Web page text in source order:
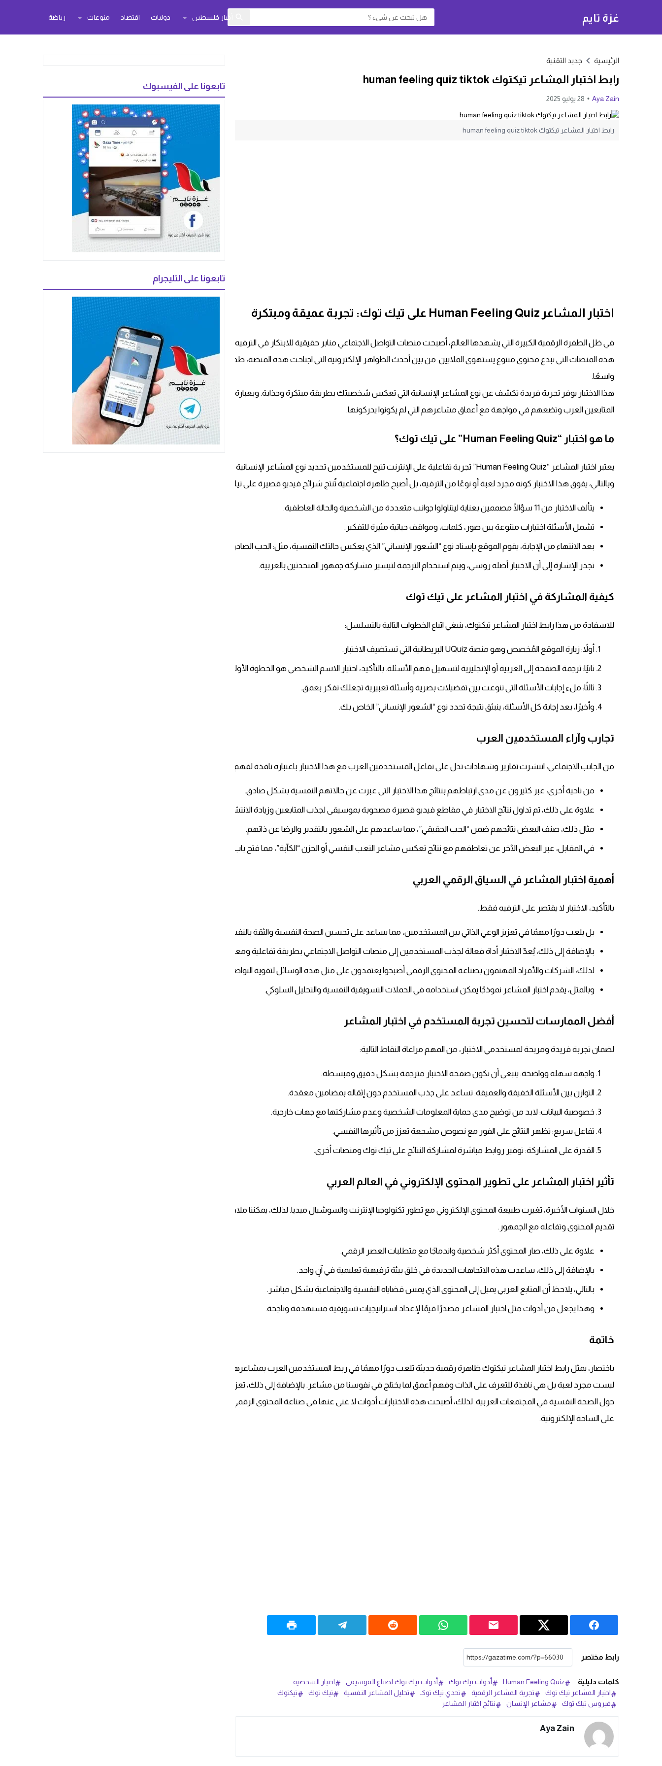
غزة تايم أخبار فلسطين دوليات اقتصاد منوعات رياضة
الرئيسية جديد التقنية
رابط اختبار المشاعر تيكتوك human feeling quiz tiktok
Aya Zain 28 يوليو 2025
رابط اختبار المشاعر تيكتوك human feeling quiz tiktok
اختبار المشاعر Human Feeling Quiz على تيك توك: تجربة عميقة ومبتكرة
في ظل الطفرة الرقمية الكبيرة التي يشهدها العالم، أصبحت منصات التواصل الاجتماعي منابر حقيقية للابتكار في الترفيه والتفاعل الاجتماعي. لذلك، برزت تيك توك كواحدة من أشهر
هذه المنصات التي تبدع محتوى متنوع يستهوى الملايين. من بين أحدث الظواهر الإلكترونية التي اجتاحت هذه المنصة، ظهر اختبار المشاعر “Human Feeling Quiz” الذي لاقى إقبالًا
واسعًا.
هذا الاختبار يوفر تجربة فريدة تكشف عن نوع المشاعر الإنسانية التي تعكس شخصيتك بطريقة مبتكرة وجذابة. وبعبارة أخرى، نحن فيغزة تايم أمام موجة رقمية تستهدف فضول
المتابعين العرب وتضعهم في مواجهة مع أعماق مشاعرهم التي لم يكونوا يدركونها.
ما هو اختبار “Human Feeling Quiz” على تيك توك؟
يعتبر اختبار المشاعر “Human Feeling Quiz” تجربة تفاعلية على الإنترنت تتيح للمستخدمين تحديد نوع المشاعر الإنسانية التي تمثّلهم بناءً على إجاباتهم على سلسلة من الأسئلة.
وبالتالي، يفوق هذا الاختبار كونه مجرد لعبة أو نوعًا من الترفيه، بل أصبح ظاهرة اجتماعية تُنتج شرائح فيديو قصيرة على تيك توك يتشاركها المستخدمون.
يتألف الاختبار من 11 سؤالًا مصممين بعناية ليتناولوا جوانب متعددة من الشخصية والحالة العاطفية.
تشمل الأسئلة اختيارات متنوعة بين صور، كلمات، ومواقف حياتية مثيرة للتفكير.
بعد الانتهاء من الإجابة، يقوم الموقع بإسناد نوع “الشعور الإنساني” الذي يعكس حالتك النفسية، مثل: الحب الصادق، الحزن العميق، التعب الشامل، وغيرها.
تجدر الإشارة إلى أن الاختبار أصله روسي، ويتم استخدام الترجمة لتيسير مشاركة جمهور المتحدثين بالعربية.
كيفية المشاركة في اختبار المشاعر على تيك توك
للاسفادة من هذا رابط اختبار المشاعر تيكتوك، ينبغي اتباع الخطوات التالية بالتسلسل:
أولاً: زيارة الموقع المُخصص وهو منصة UQuiz البريطانية التي تستضيف الاختبار.
ثانيًا: ترجمة الصفحة إلى العربية أو الإنجليزية لتسهيل فهم الأسئلة. بالتأكيد، اختيار الاسم الشخصي هو الخطوة الأولى لبدء رحلة المشاعر.
ثالثًا: ملء إجابات الأسئلة التي تنوعت بين تفضيلات بصرية وأسئلة تعبيرية تجعلك تفكر بعمق.
وأخيرًا، بعد إجابة كل الأسئلة، ينبثق نتيجة تحدد نوع “الشعور الإنساني” الخاص بك.
تجارب وآراء المستخدمين العرب
من الجانب الاجتماعي، انتشرت تقارير وشهادات تدل على تفاعل المستخدمين العرب مع هذا الاختبار باعتباره نافذة لفهم الذات وإظهار المشاعر بطريقة جديدة.
من ناحية أخرى، عبر كثيرون عن مدى ارتباطهم بنتائج هذا الاختبار التي عبرت عن حالاتهم النفسية بشكل صادق.
علاوة على ذلك، تم تداول نتائج الاختبار في مقاطع فيديو قصيرة مصحوبة بموسيقى لجذب المتابعين وزيادة الانتشار.
مثال ذلك، صنف البعض نتائجهم ضمن “الحب الحقيقي”، مما ساعدهم على الشعور بالتقدير والرضا عن ذاتهم.
في المقابل، عبر البعض الآخر عن تعاطفهم مع نتائج تعكس مشاعر التعب النفسي أو الحزن “الكآبة”، مما فتح باب النقاش حول الصحة النفسية في المجتمعات العربية.
أهمية اختبار المشاعر في السياق الرقمي العربي
بالتأكيد، الاختبار لا يقتصر على الترفيه فقط.
بل يلعب دورًا مهمًا في تعزيز الوعي الذاتي بين المستخدمين، مما يساعد على تحسين الصحة النفسية والثقة بالنفس.
بالإضافة إلى ذلك، يُعدّ الاختبار أداة فعالة لجذب المستخدمين إلى منصات التواصل الاجتماعي بطريقة تفاعلية ومعاصرة.
لذلك، الشركات والأفراد المهتمون بصناعة المحتوى الرقمي أصبحوا يعتمدون على مثل هذه الوسائل لتقوية التواصل مع جمهورهم وزيادة المشاركة.
وبالمثل، يقدم اختبار المشاعر نموذجًا يمكن استخدامه في الحملات التسويقية النفسية والتحليل السلوكي.
أفضل الممارسات لتحسين تجربة المستخدم في اختبار المشاعر
لضمان تجربة فريدة ومريحة لمستخدمي الاختبار، من المهم مراعاة النقاط التالية:
واجهة سهلة وواضحة: ينبغي أن تكون صفحة الاختبار مترجمة بشكل دقيق ومبسطة.
التوازن بين الأسئلة الخفيفة والعميقة: تساعد على جذب المستخدم دون إثقاله بمضامين معقدة.
خصوصية البيانات: لابد من توضيح مدى حماية المعلومات الشخصية وعدم مشاركتها مع جهات خارجية.
تفاعل سريع: تظهر النتائج على الفور مع نصوص مشجعة تعزز من تأثيرها النفسي.
القدرة على المشاركة: توفير روابط مباشرة لمشاركة النتائج على تيك توك ومنصات أخرى.
تأثير اختبار المشاعر على تطوير المحتوى الإلكتروني في العالم العربي
خلال السنوات الأخيرة، تغيرت طبيعة المحتوى الإلكتروني مع تطور تكنولوجيا الإنترنت والسوشيال ميديا. لذلك، يمكننا ملاحظة أن مثل هذه الاختبارات أثرت بشكل مباشر على كيفية
تقديم المحتوى وتفاعله مع الجمهور.
علاوة على ذلك، صار المحتوى أكثر شخصية واندماجًا مع متطلبات العصر الرقمي.
بالإضافة إلى ذلك، ساعدت هذه الاتجاهات الجديدة في خلق بيئة ترفيهية تعليمية في آنٍ واحد.
بالتالي، يلاحظ أن المتابع العربي يميل إلى المحتوى الذي يمس قضاياه النفسية والاجتماعية بشكل مباشر.
وهذا يجعل من أدوات مثل اختبار المشاعر مصدرًا قيمًا لإعداد استراتيجيات تسويقية مستهدفة وناجحة.
خاتمة
باختصار، يمثل رابط اختبار المشاعر تيكتوك ظاهرة رقمية حديثة تلعب دورًا مهمًا في ربط المستخدمين العرب بمشاعرهم وعواطفهم بطريقة مبتكرة وتفاعلية. بالتأكيد، التجربة
ليست مجرد لعبة بل هي نافذة للتعرف على الذات وفهم أعمق لما يختلج في نفوسنا من مشاعر. بالإضافة إلى ذلك، تعزز هذه الظاهرة الوعي الذاتي وتفتح المجال أمام نقاشات صحية
حول الصحة النفسية في المجتمعات العربية. لذلك، أصبحت هذه الاختبارات أدوات لا غنى عنها في صناعة المحتوى الرقمي العصري، مما يجعلها من أكثر الموضوعات جاذبية وانتشارًا
على الساحة الإلكترونية.
رابط مختصر
كلمات دليلية Human Feeling Quiz أدوات تيك توك أدوات تيك توك لصناع الموسيقى
اختبار الشخصية
اختبار المشاعر تيك توك
تجربة المشاعر الرقمية تحدي تيك توكـ تحليل المشاعر النفسية تيك توك
تيكتوك
فيروس تيك توك
مشاعر الإنسان نتائج اختبار المشاعر
Aya Zain
تابعونا على الفيسبوك
تابعونا على التليجرام